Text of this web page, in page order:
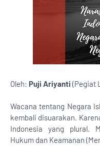
Oleh: Puji Ariyanti (Pegiat
Wacana tentang Negara
kembali disuarakan.
Indonesia yang plural.
Hukum dan Keamanan